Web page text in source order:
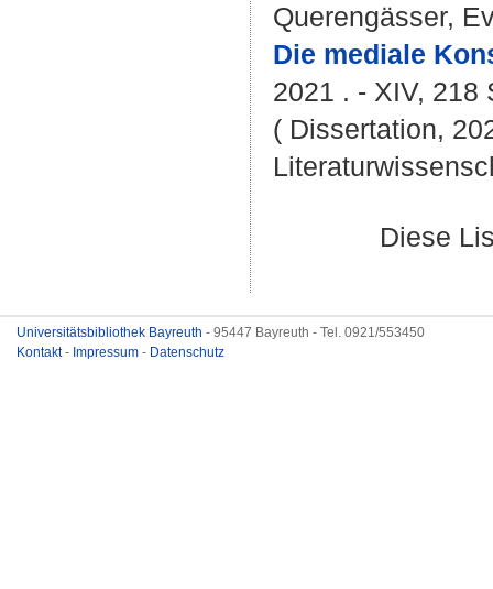
Querengässer,
Die mediale
2021 . - XIV, 218
( Dissertation,
Diese
Universitätsbibliothek Bayreuth - 95447 Bayreuth - Tel. 0921/553450
Kontakt- Impressum - Datenschutz